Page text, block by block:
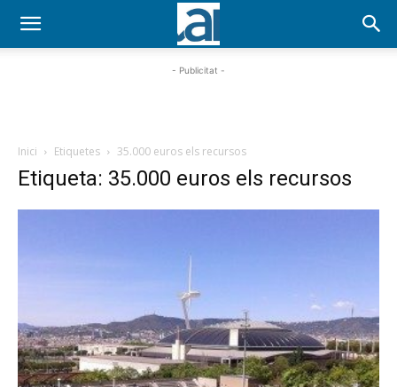
- Publicitat -
Inici Etiquetes 35.000 euros els recursos
Etiqueta: 35.000 euros els recursos